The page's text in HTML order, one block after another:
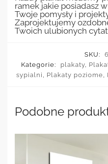
ramek jakie posiadasz
Twoje pomysły i
Zaprojektujemy
Twoich ulubionych
SKU:
Kategorie:
plakaty,
sypialni , Plakaty poziome,
Podobne